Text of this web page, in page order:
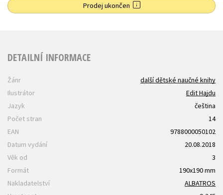
Prodej ukončen
DETAILNÍ INFORMACE
Žánr
další dětské naučné knihy
Ilustrátor
Edit Hajdu
Jazyk
čeština
Počet stran
14
EAN
9788000050102
Datum vydání
20.08.2018
Věk od
3
Formát
190x190 mm
Nakladatelství
ALBATROS